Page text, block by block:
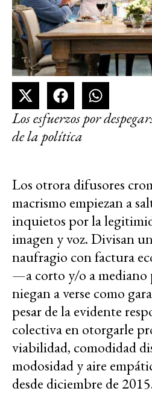
Los esfuerzos por
de la política
Los otrora difusores
macrismo empiezan a
inquietos por la
imagen y voz. Divisan
naufragio con factura
—a corto y/o a
niegan a verse como
pesar de la evidente
colectiva en otorgarle
viabilidad, comodidad
modosidad y aire
desde diciembre de